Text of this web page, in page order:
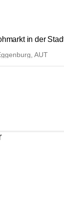
in der
AUT